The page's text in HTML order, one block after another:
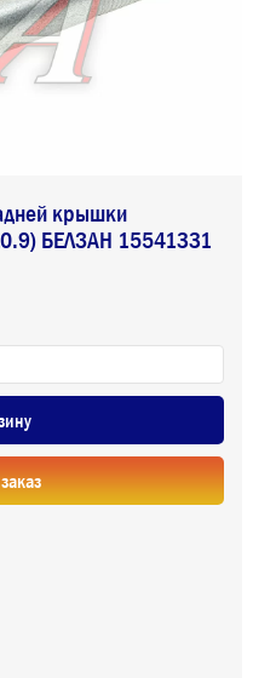
крышки
БЕЛЗАН 15541331